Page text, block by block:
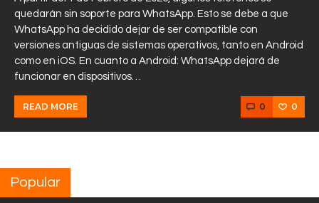
quedarán sin soporte para WhatsApp. Esto se debe a que
WhatsApp ha decidido dejar de ser compatible con
versiones antiguas de sistemas operativos, tanto en Android
como en iOS. En cuanto a Android: WhatsApp dejará de
funcionar en dispositivos…
READ MORE 0 0
Popular